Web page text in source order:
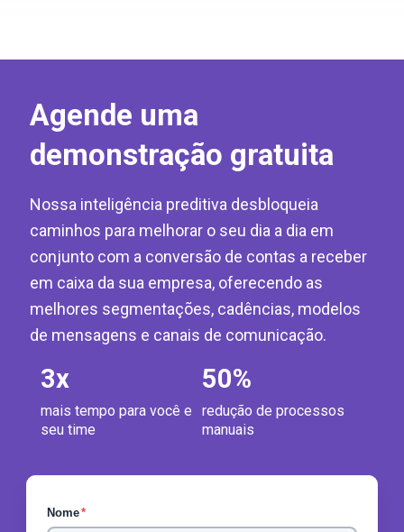
Agende uma
demonstração gratuita
Nossa inteligência preditiva desbloqueia
caminhos para melhorar o seu dia a dia em
conjunto com a conversão de contas a receber
em caixa da sua empresa, oferecendo as
melhores segmentações, cadências, modelos
de mensagens e canais de comunicação.
3x
mais tempo para você e
seu time
50%
redução de processos
manuais
Nome*